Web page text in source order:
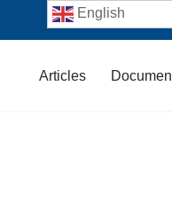
Articles
English